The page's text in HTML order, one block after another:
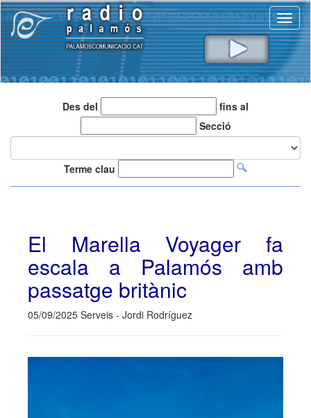
Des del
fins al
Secció
Terme clau
El Marella Voyager fa
escala a Palamós amb
passatge britànic
05/09/2025 Serveis - Jordi Rodríguez